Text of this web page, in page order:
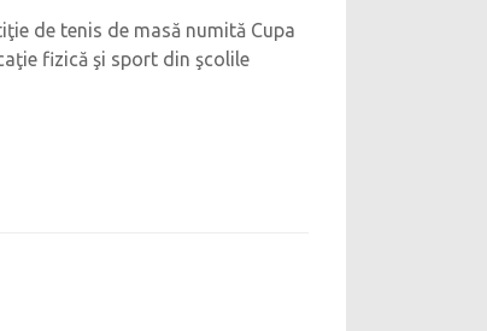
de tenis de masă numită Cupa
fizică şi sport din şcolile